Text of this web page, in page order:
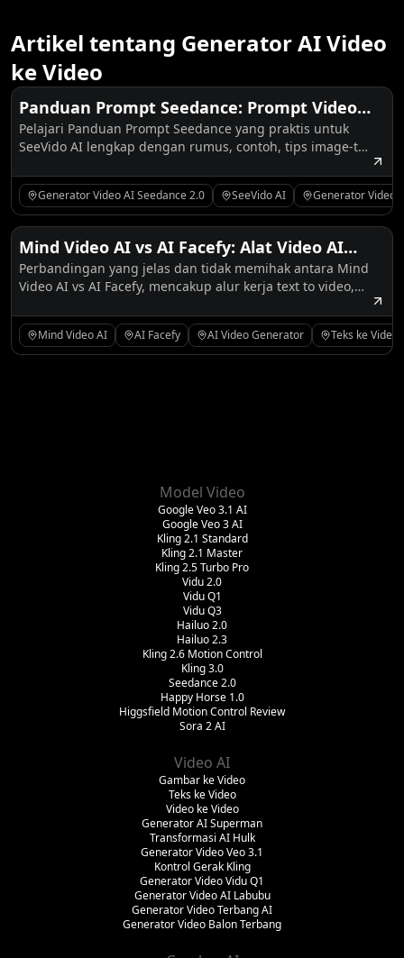
Artikel tentang Generator AI Video
ke Video
Panduan Prompt Seedance: Prompt Video
Seedance 2.0 yang Lebih Baik untuk
SeeVido AI
Pelajari Panduan Prompt Seedance yang praktis untuk
SeeVido AI lengkap dengan rumus, contoh, tips image-to-
ulasan.
Generator Video AI Seedance 2.0 SeeVido AI Generator Video
Mind Video AI vs AI Facefy: Alat Video AI
Mana yang Lebih Baik untuk Kreator
Modern?
Perbandingan yang jelas dan tidak memihak antara Mind
Video AI vs AI Facefy, mencakup alur kerja text to video,
dipilih oleh para pembuat konten.
Mind Video AI AI Facefy AI Video Generator Teks ke Video
Model Video
Google Veo 3.1 AI
Google Veo 3 AI
Kling 2.1 Standard
Kling 2.1 Master
Kling 2.5 Turbo Pro
Vidu 2.0
Vidu Q1
Vidu Q3
Hailuo 2.0
Hailuo 2.3
Kling 2.6 Motion Control
Kling 3.0
Seedance 2.0
Happy Horse 1.0
Higgsfield Motion Control Review
Sora 2 AI
Video AI
Gambar ke Video
Teks ke Video
Video ke Video
Generator AI Superman
Transformasi AI Hulk
Generator Video Veo 3.1
Kontrol Gerak Kling
Generator Video Vidu Q1
Generator Video AI Labubu
Generator Video Terbang AI
Generator Video Balon Terbang